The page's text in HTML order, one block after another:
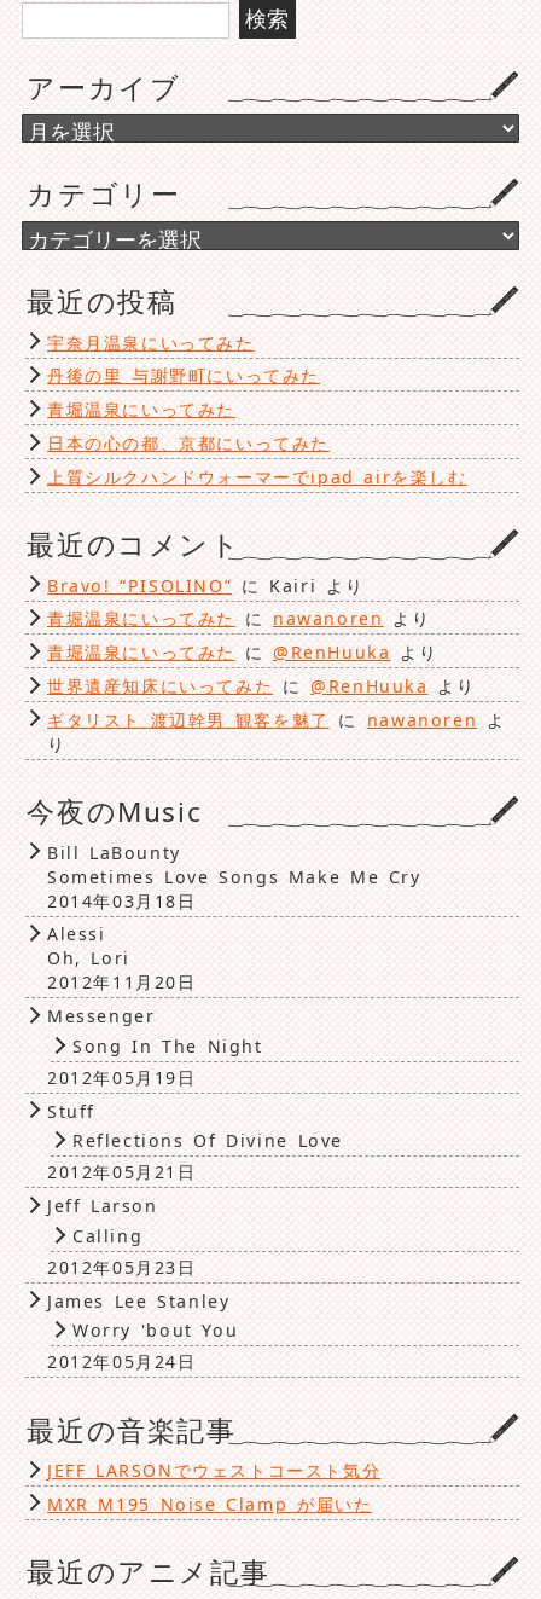
検
索:
アーカイブ
ア
ー
イ
ブ
カテゴリー
カ
テ
リ
ー
最近の投稿
宇奈月温泉にいってみた
丹後の里 与謝野町にいってみた
青堀温泉にいってみた
日本の心の都、京都にいってみた
上質シルクハンドウォーマーでipad airを楽しむ
最近のコメント
Bravo! “PISOLINO” に Kairi
より
青堀温泉にいってみた
に nawanoren より
青堀温泉にいってみた
に @RenHuuka より
世界遺産知床にいってみた に@RenHuuka より
ギタリスト 渡辺幹男 観客を魅了
に nawanoren よ
り
今夜のMusic
Bill LaBounty
Sometimes Love Songs Make Me Cry
2014年03月18日
Alessi
Oh, Lori
2012年11月20日
Messenger
Song In The Night
2012年05月19日
Stuff
Reflections Of Divine Love
2012年05月21日
Jeff Larson
Calling
2012年05月23日
James Lee Stanley
Worry 'bout You
2012年05月24日
最近の音楽記事
JEFF LARSONでウェストコースト気分
MXR M195 Noise Clamp が届いた
最近のアニメ記事